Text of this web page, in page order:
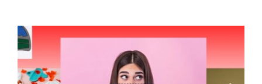
Gestion des déchets
Parcs et loisirs
Contact
Membres